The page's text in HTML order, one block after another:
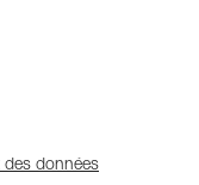
des données